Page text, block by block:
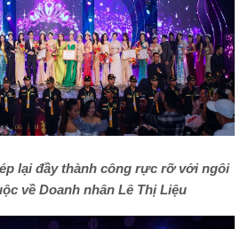
lại đầy thành công rực rỡ với ngôi
về Doanh nhân Lê Thị Liệu